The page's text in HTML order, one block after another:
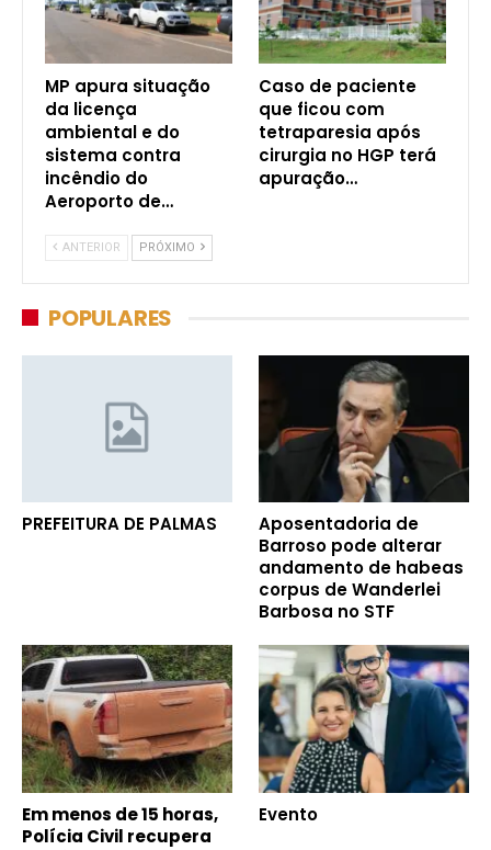
MP apura situação
da licença
ambiental e do
sistema contra
incêndio do
Aeroporto de…
Caso de paciente
que ficou com
tetraparesia após
cirurgia no HGP terá
apuração…
ANTERIOR PRÓXIMO
POPULARES
PREFEITURA DE PALMAS
Aposentadoria de
Barroso pode alterar
andamento de habeas
corpus de Wanderlei
Barbosa no STF
Em menos de 15 horas,
Polícia Civil recupera
Evento